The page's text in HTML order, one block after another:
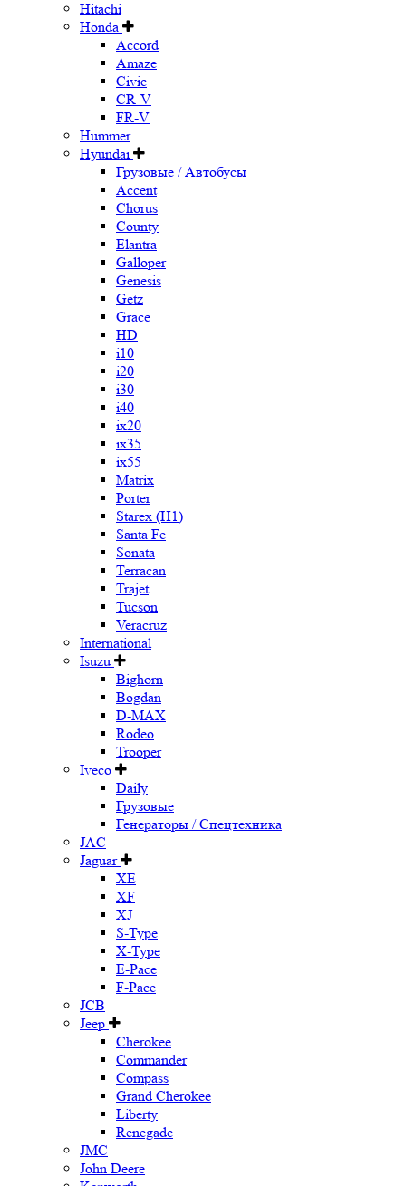
Hitachi
Honda
Accord
Amaze
Civic
CR-V
FR-V
Hummer
Hyundai
Грузовые / Автобусы
Accent
Chorus
County
Elantra
Galloper
Genesis
Getz
Grace
HD
i10
i20
i30
i40
ix20
ix35
ix55
Matrix
Porter
Starex (H1)
Santa Fe
Sonata
Terracan
Trajet
Tucson
Veracruz
International
Isuzu
Bighorn
Bogdan
D-MAX
Rodeo
Trooper
Iveco
Daily
Грузовые
Генераторы / Спецтехника
JAC
Jaguar
XE
XF
XJ
S-Type
X-Type
E-Pace
F-Pace
JCB
Jeep
Cherokee
Commander
Compass
Grand Cherokee
Liberty
Renegade
JMC
John Deere